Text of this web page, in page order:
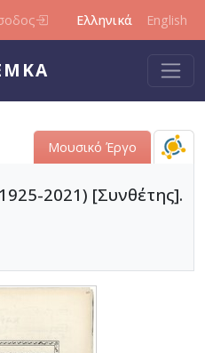
Ελληνικά English
Μουσικό Έργο
2021) [Συνθέτης].